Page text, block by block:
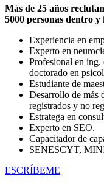
Más de 25 años
5000 personas dentro y
Experiencia en
Experto en
Profesional en ing.
doctorado en
Estudiante de
Desarrollo de más
registrados y no
Estratega en
Experto en SEO.
Capacitador de
SENESCYT,
ESCRÍBEME